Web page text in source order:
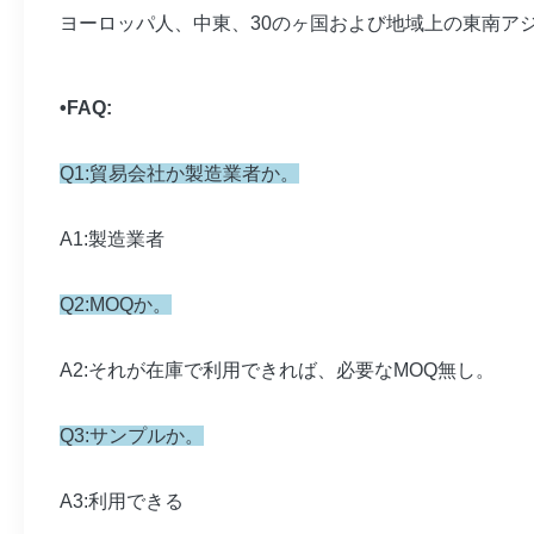
ヨーロッパ人、中東、30のヶ国および地域上の東南ア
•FAQ:
Q1:貿易会社か製造業者か。
A1:製造業者
Q2:MOQか。
A2:それが在庫で利用できれば、必要なMOQ無し。
Q3:サンプルか。
A3:利用できる